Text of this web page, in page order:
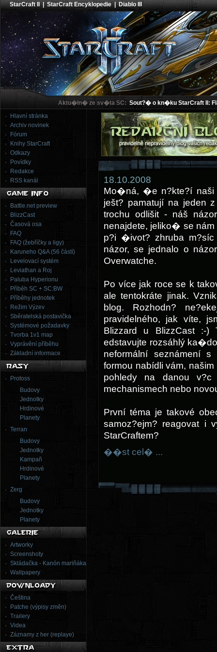
StarCraft II |StarCraft Encyklopedie|Diablo III
Aktu�ln� ze sv�ta SC: Sout?� o kn�ku StarCraft II:
Hlavní stránka
Archiv novinek
Fórum
Knihy StarCraft
Odkazy
Povídky
Redakce
RSS kanál
Battle.net preview
BlizzCast
Časová osa
FAQ
FAQ (žebříčky a ligy)
Karuneho Q&A (56 částí)
Levelovací systém
Leviathan a Roj
Paluba Hyperionu
Příběh SC + SC:BW
Příběhy jednotek
Režim Výzev
Sběratelská postavička
Systémové požadavky
Tvorba 1v1 map
Vyprávění příběhu
Základní informace
Protoss
Budovy
Jednotky
Hrdinové
Planety
Terran
Budovy
Jednotky
Kampaň
Hrdinové
Planety
Zerg
Budovy
Jednotky
Planety
Artworky
Screenshoty
Skládačka - Kanón mariňáka
Wallpapery
Čeština
Patche (výpisy změn)
Trailery
Videa
Záznamy z her (replaye)
18.10.2008
Mo�ná, �e n?kte?í naši
ješt? pamatují na jeden
trochu odlišit - náš
nenajdete, jeliko� se
p?i �ivot? zhruba
názor, se jednalo o
Overwatche.
Po více jak roce se k
ale tentokráte jinak.
blog. Rozhodn?
pravidelného, jak víte,
Blizzard u BlizzCast :-
edstavujte rozsáhlý
neformální seznámení
formou nabídli vám,
pohledy na danou
mechanismech nebo
První téma je takové
samoz?ejm? reagovat i
StarCraftem?
��st cel� ...